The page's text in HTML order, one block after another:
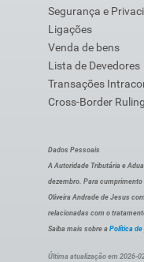
Segurança e
Ligações
Venda de bens
Lista de Devedores
Transações
Cross-Border
Dados Pessoais
A Autoridade Tributária e
dezembro. Para cumprimento
Oliveira Andrade de Jesus
relacionadas com o
Saiba mais sobre a Política de
Última atualização em 2026-